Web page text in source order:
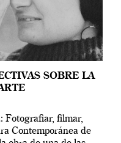
SOBRE LA
Fotografiar, filmar,
Contemporánea de